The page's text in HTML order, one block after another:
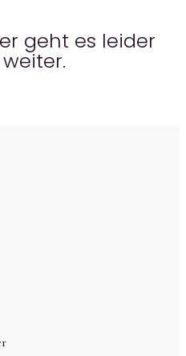
geht es leider